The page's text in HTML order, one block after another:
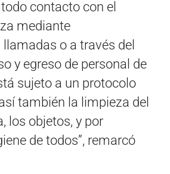
contacto con el
mediante
o a través del
y egreso de personal de
sujeto a un protocolo
también la limpieza del
los objetos, y por
de todos”, remarcó